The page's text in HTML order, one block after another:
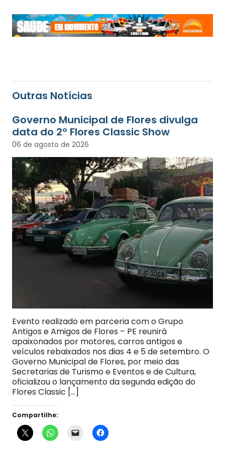
Outras Notícias
Governo Municipal de Flores divulga
data do 2º Flores Classic Show
06 de agosto de 2026
Evento realizado em parceria com o Grupo
Antigos e Amigos de Flores – PE reunirá
apaixonados por motores, carros antigos e
veículos rebaixados nos dias 4 e 5 de setembro. O
Governo Municipal de Flores, por meio das
Secretarias de Turismo e Eventos e de Cultura,
oficializou o lançamento da segunda edição do
Flores Classic […]
Compartilhe: